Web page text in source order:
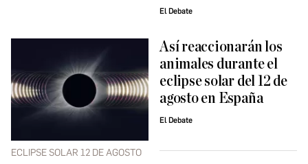
El Debate
ECLIPSE SOLAR 12 DE AGOSTO
Así reaccionarán los
animales durante el
eclipse solar del 12 de
agosto en España
El Debate